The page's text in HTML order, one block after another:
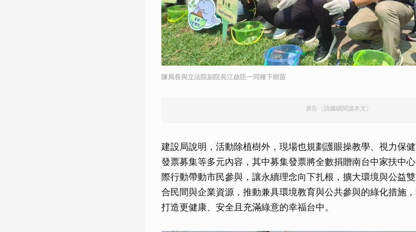
陳局長與立法院副院長江啟臣一同種下樹苗
廣告（請繼續閱讀本文）
建設局說明，活動除植樹外，現場也規劃護眼操教學、視力保
發票募集等多元內容，其中募集發票將全數捐贈南台中家扶中
際行動帶動市民參與，讓永續理念向下扎根，擴大環境與公益
合民間與企業資源，推動兼具環境教育與公共參與的綠化措施
打造更健康、安全且充滿綠意的幸福台中。